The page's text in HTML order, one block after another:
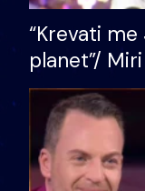
“Krevati
planet”/
bukura në
mungojë